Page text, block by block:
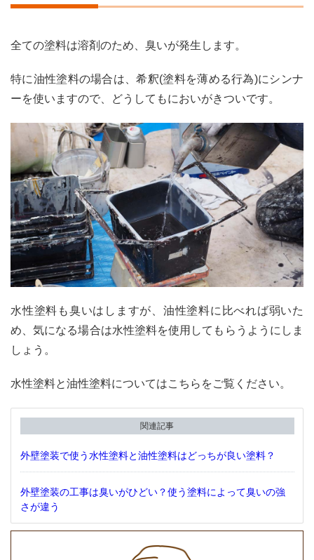
全ての塗料は溶剤のため、臭いが発生します。
特に油性塗料の場合は、希釈(塗料を薄める行為)にシンナ
ーを使いますので、どうしてもにおいがきついです。
水性塗料も臭いはしますが、油性塗料に比べれば弱いた
め、気になる場合は水性塗料を使用してもらうようにしま
しょう。
水性塗料と油性塗料についてはこちらをご覧ください。
関連記事
外壁塗装で使う水性塗料と油性塗料はどっちが良い塗料？
外壁塗装の工事は臭いがひどい？使う塗料によって臭いの強
さが違う